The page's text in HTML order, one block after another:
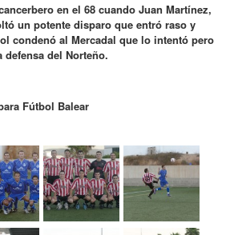
en el 68 cuando Juan Martínez,
un potente disparo que entró raso y
condenó al Mercadal que lo intentó pero
del Norteño.
Fútbol Balear